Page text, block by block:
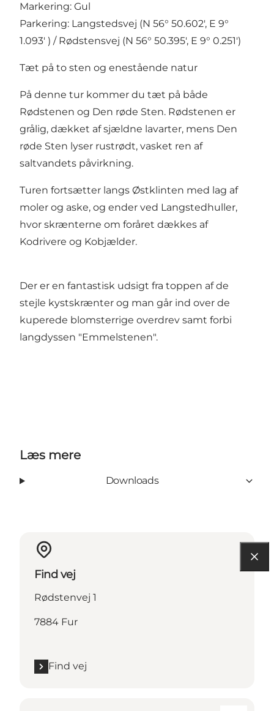
Markering: Gul
Parkering: Langstedsvej (N 56° 50.602', E 9°
1.093' ) / Rødstensvej (N 56° 50.395', E 9° 0.251')
Tæt på to sten og enestående natur
På denne tur kommer du tæt på både
Rødstenen og Den røde Sten. Rødstenen er
grålig, dækket af sjældne lavarter, mens Den
røde Sten lyser rustrødt, vasket ren af
saltvandets påvirkning.
Turen fortsætter langs Østklinten med lag af
moler og aske, og ender ved Langstedhuller,
hvor skrænterne om foråret dækkes af
Kodrivere og Kobjælder.
Der er en fantastisk udsigt fra toppen af de
stejle kystskrænter og man går ind over de
kuperede blomsterrige overdrev samt forbi
langdyssen "Emmelstenen".
Læs mere
Downloads
Find vej
Rødstenvej 1
7884 Fur
Find vej